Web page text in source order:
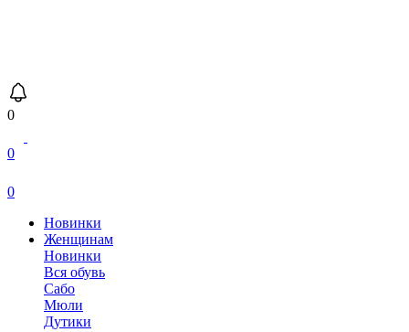
0
0
0
Новинки
Женщинам
Новинки
Вся обувь
Сабо
Мюли
Дутики